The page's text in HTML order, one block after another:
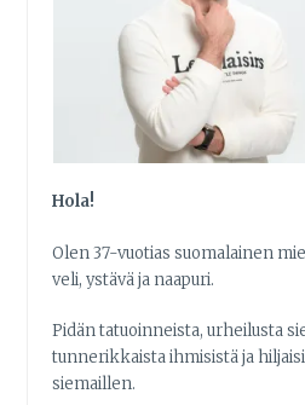
Hola!
Olen 37-vuotias suomalainen
veli, ystävä ja naapuri.
Pidän tatuoinneista, urheilusta
tunnerikkaista ihmisistä ja
siemaillen.